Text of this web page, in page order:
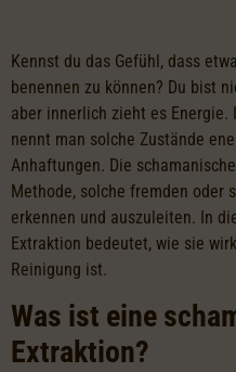
Kennst du das Gefühl, dass
benennen zu können? Du bist
aber innerlich zieht es Energie.
nennt man solche Zustände
Anhaftungen. Die
Methode, solche fremden oder
erkennen und auszuleiten. In
Extraktion bedeutet, wie sie
Reinigung ist.
Was ist eine
Extraktion?